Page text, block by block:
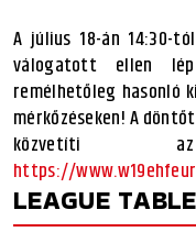
A július 18-án 14:30-
válogatott ellen
remélhetőleg
mérkőzéseken! A
közvetíti
https://
LEAGUE